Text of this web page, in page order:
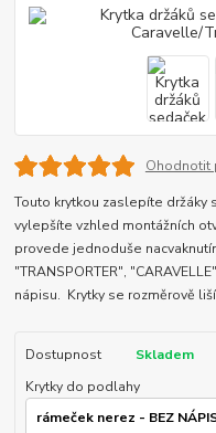
Ohodnotit
Touto krytkou zaslepíte držáky
vylepšíte vzhled montážních
provede jednoduše
"TRANSPORTER",
nápisu. Krytky se rozměrově
Dostupnost
Skladem
Krytky do podlahy